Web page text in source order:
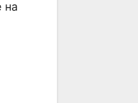
на